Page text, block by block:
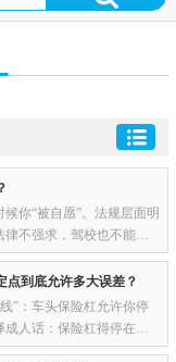
你“被自愿”。法规层面明
不强求，驾校也不能以
面- 你确实可以不交，但考
点到底允许多大误差？
”：车头保险杠允许你停
人话：保险杠得停在桩
100分飞走，停太远（>50 c